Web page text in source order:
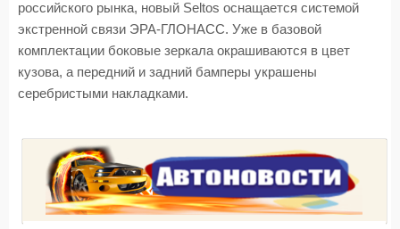
российского рынка, новый Seltos оснащается системой
экстренной связи ЭРА-ГЛОНАСС. Уже в базовой
комплектации боковые зеркала окрашиваются в цвет
кузова, а передний и задний бамперы украшены
серебристыми накладками.